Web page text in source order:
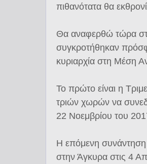
πιθανότατα θα
Θα αναφερθώ τώρα
συγκροτήθηκαν
κυριαρχία στη Μέση
To πρώτο είναι η
τριών χωρών να
22 Νοεμβρίου του
Η επόμενη συνάντηση
στην Άγκυρα στις 4